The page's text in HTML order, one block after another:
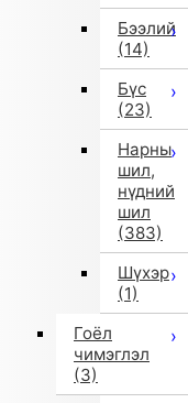
Бээлий
(14)
Бүс
(23)
Нарны
шил,
нүдний
шил
(383)
Шүхэр
(1)
Гоёл
чимэглэл
(3)